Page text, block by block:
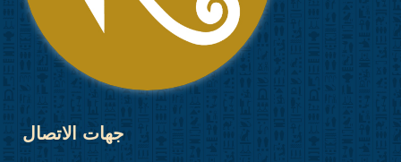
جهات الاتصال